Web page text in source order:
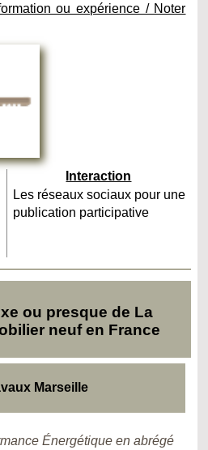
ou expérience / Noter
Interaction
Les réseaux sociaux pour une
publication participative
ou presque de La
neuf en France
Marseille
Énergétique en abrégé